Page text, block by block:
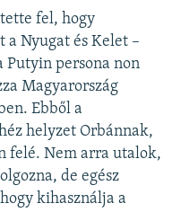
fel, hogy
Nyugat és Kelet –
Putyin persona non
Magyarország
Ebből a
helyzet Orbánnak,
felé. Nem arra utalok,
de egész
kihasználja a